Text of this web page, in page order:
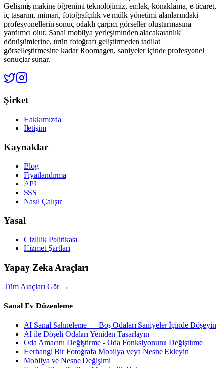
Gelişmiş makine öğrenimi teknolojimiz, emlak, konaklama, e-ticaret,
iç tasarım, mimari, fotoğrafçılık ve mülk yönetimi alanlarındaki
profesyonellerin sonuç odaklı çarpıcı görseller oluşturmasına
yardımcı olur. Sanal mobilya yerleşiminden alacakaranlık
dönüşümlerine, ürün fotoğrafı geliştirmeden tadilat
görselleştirmesine kadar Roomagen, saniyeler içinde profesyonel
sonuçlar sunar.
Şirket
Hakkımızda
İletişim
Kaynaklar
Blog
Fiyatlandırma
API
SSS
Nasıl Çalışır
Yasal
Gizlilik Politikası
Hizmet Şartları
Yapay Zeka Araçları
Tüm Araçları Gör→
Sanal Ev Düzenleme
AI Sanal Sahneleme — Boş Odaları Saniyeler İçinde Döşeyin
AI ile Döşeli Odaları Yeniden Tasarlayın
Oda Amacını Değiştirme - Oda Fonksiyonunu Değiştirme
Herhangi Bir Fotoğrafa Mobilya veya Nesne Ekleyin
Mobilya ve Nesne Değişimi